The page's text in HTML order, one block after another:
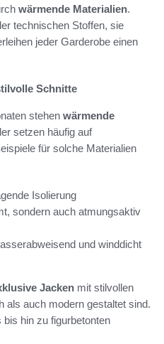
wärmende Materialien.
technischen Stoffen, sie
jeder Garderobe einen
Schnitte
stehen wärmende
setzen häufig auf
für solche Materialien
Isolierung
sondern auch atmungsaktiv
und winddicht
Jacken mit stilvollen
als auch modern gestaltet sind.
hin zu figurbetonten